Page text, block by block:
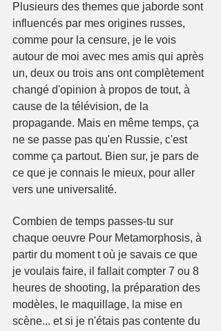
Plusieurs des themes que jaborde sont
influencés par mes origines russes,
comme pour la censure, je le vois
autour de moi avec mes amis qui après
un, deux ou trois ans ont complètement
changé d'opinion à propos de tout, à
cause de la télévision, de la
propagande. Mais en même temps, ça
ne se passe pas qu'en Russie, c'est
comme ça partout. Bien sur, je pars de
ce que je connais le mieux, pour aller
vers une universalité.
Combien de temps passes-tu sur
chaque oeuvre Pour Metamorphosis, à
partir du moment t où je savais ce que
je voulais faire, il fallait compter 7 ou 8
heures de shooting, la préparation des
modèles, le maquillage, la mise en
scène... et si je n'étais pas contente du